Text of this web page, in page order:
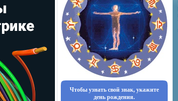
Чтобы узнать свой знак, укажите
день рождения.